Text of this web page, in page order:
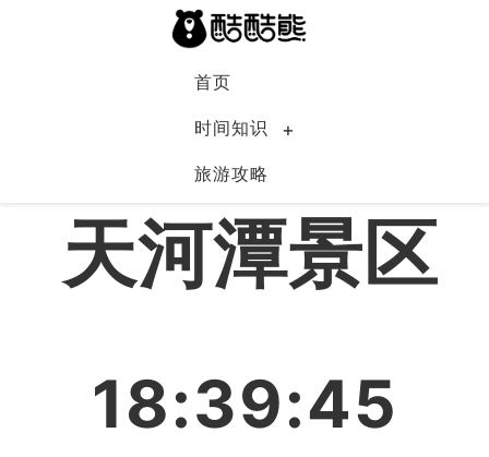
首页
时间知识
旅游攻略
中国
天河潭景区
18:39:45